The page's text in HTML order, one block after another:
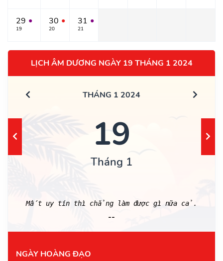
29 ●
19
30 ●
20
31 ●
21
LỊCH ÂM DƯƠNG NGÀY 19 THÁNG 1 2024
THÁNG 1 2024
19
Tháng 1
Mất uy tín thì chẳng làm được gì nữa cả.
--
NGÀY HOÀNG ĐẠO